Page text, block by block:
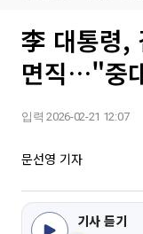
李 대통령,
면직…"중
입력 2026-02-21 12:07
문선영 기자
기사 듣기